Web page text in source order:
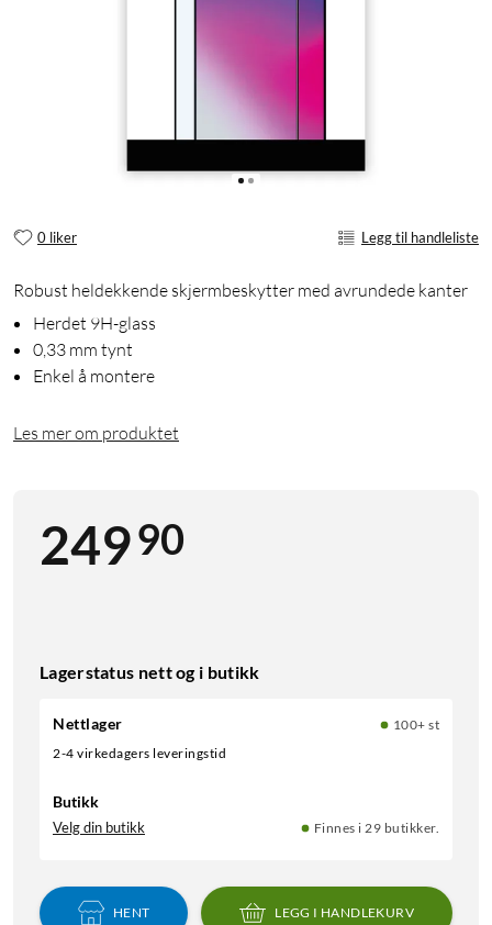
0 liker Legg til handleliste
Robust heldekkende skjermbeskytter med avrundede kanter
Herdet 9H-glass
0,33 mm tynt
Enkel å montere
Les mer om produktet
24990
Lagerstatus nett og i butikk
Nettlager
100+ st
2-4 virkedagers leveringstid
Butikk
Velg din butikk Finnes i 29 butikker.
HENT LEGG I HANDLEKURV